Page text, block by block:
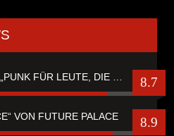
8.7
VON FUTURE PALACE 8.9